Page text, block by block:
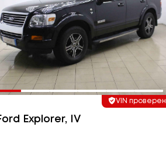
VIN проверен
Explorer, IV